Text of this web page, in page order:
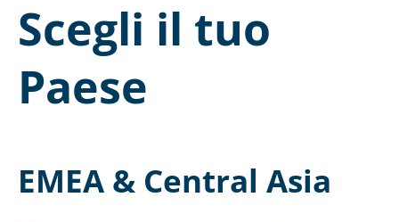
Scegli il tuo
Paese
EMEA & Central Asia